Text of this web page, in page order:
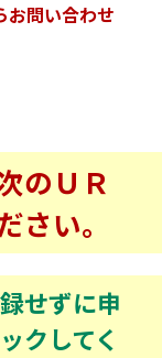
お問い合わせ
のＵＲ
さい。
せずに申
クしてく